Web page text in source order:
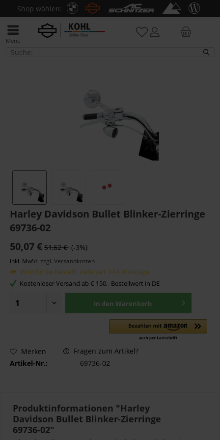
Shop wählen:
Menü
Verzierungen
Harley Davidson Bullet Blinker-Zierringe
69736-02
50,07 € 51,62 € (-3%)
inkl. MwSt. zzgl. Versandkosten
Wird für Sie bestellt. Lieferzeit 7-14 Werktage
Kostenloser Versand ab € 150,- Bestellwert in DE
In den Warenkorb
Merken
Fragen zum Artikel?
Artikel-Nr.:
69736-02
Produktinformationen "Harley
Davidson Bullet Blinker-Zierringe
69736-02"